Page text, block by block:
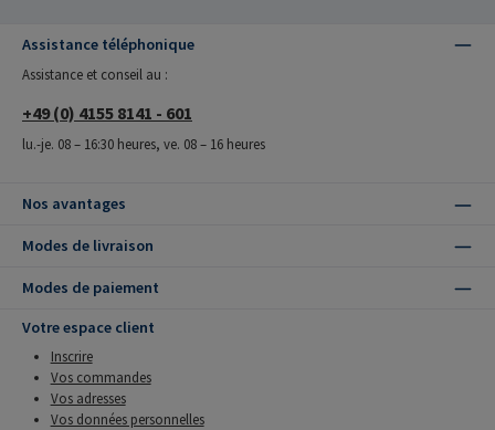
Assistance téléphonique
Assistance et conseil au :
+49 (0) 4155 8141 - 601
lu.-je. 08 – 16:30 heures, ve. 08 – 16 heures
Nos avantages
Modes de livraison
Modes de paiement
Votre espace client
Inscrire
Vos commandes
Vos adresses
Vos données personnelles